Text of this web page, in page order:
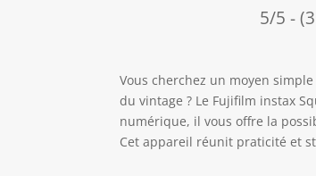
5/5 -
Vous cherchez un moyen
du vintage ? Le Fujifilm instax
numérique, il vous offre la
Cet appareil réunit praticité et